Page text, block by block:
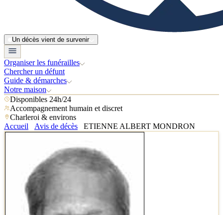
Un décès vient de survenir
Organiser les funérailles
Chercher un défunt
Guide & démarches
Notre maison
Disponibles 24h/24
Accompagnement humain et discret
Charleroi & environs
Accueil
Avis de décès ETIENNE ALBERT MONDRON